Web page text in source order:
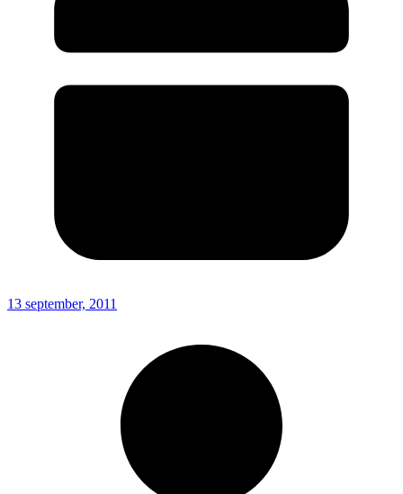
13 september, 2011